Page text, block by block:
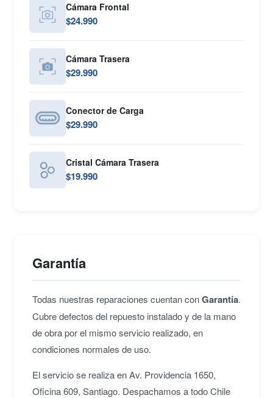
Cámara Frontal
$24.990
Cámara Trasera
$29.990
Conector de Carga
$29.990
Cristal Cámara Trasera
$19.990
Garantía
Todas nuestras reparaciones cuentan conGarantía.
Cubre defectos del repuesto instalado y de la mano
de obra por el mismo servicio realizado, en
condiciones normales de uso.
El servicio se realiza en Av. Providencia 1650,
Oficina 609, Santiago. Despachamos a todo Chile